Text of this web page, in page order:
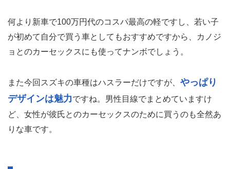
何より新車で100万円代のコスパ最高の軽ですし、若い子
が初めて自分で買う車としてもおすすめですから、カノジ
ョとのカーセックスにも使ってナンボでしょう。
また今回スズキの車種はハスラーだけですが、 やっぱり
デザインは魅力ですね。男性目線でまとめていますけ
ど、女性が彼氏とのカーセックスのために買うのも全然あ
りな車です。